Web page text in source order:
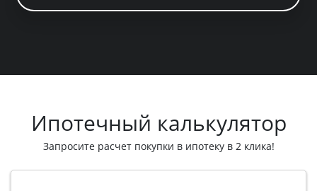
Ипотечный калькулятор
Запросите расчет покупки в ипотеку в 2 клика!